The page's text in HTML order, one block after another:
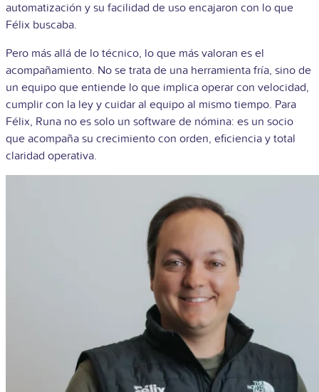
automatización y su facilidad de uso encajaron con lo que
Félix buscaba.
Pero más allá de lo técnico, lo que más valoran es el
acompañamiento. No se trata de una herramienta fría, sino de
un equipo que entiende lo que implica operar con velocidad,
cumplir con la ley y cuidar al equipo al mismo tiempo. Para
Félix, Runa no es solo un software de nómina: es un socio
que acompaña su crecimiento con orden, eficiencia y total
claridad operativa.